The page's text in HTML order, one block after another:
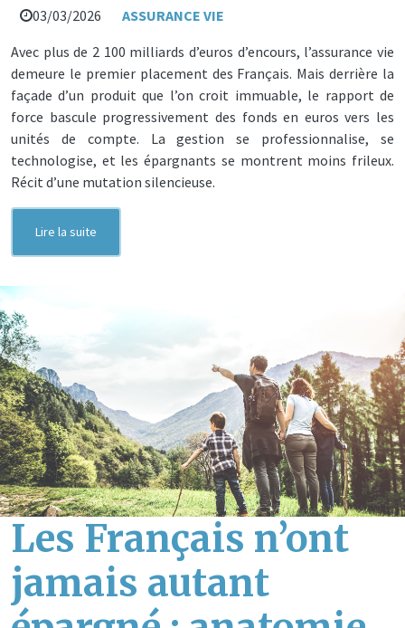
03/03/2026
ASSURANCE VIE
Avec plus de 2 100 milliards d’euros d’encours, l’assurance vie
demeure le premier placement des Français. Mais derrière la
façade d’un produit que l’on croit immuable, le rapport de
force bascule progressivement des fonds en euros vers les
unités de compte. La gestion se professionnalise, se
technologise, et les épargnants se montrent moins frileux.
Récit d’une mutation silencieuse.
Lire la suite
Les Français n’ont
jamais autant